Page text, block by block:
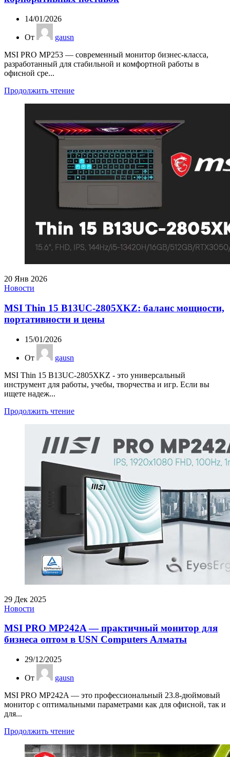
14/01/2026
От
gausn
MSI PRO MP253 — современный монитор бизнес-класса,
разработанный для стабильной и комфортной работы в
офисной сре...
Продолжить чтение
20 Янв 2026
Новости
MSI Thin 15 B13UC-2805XKZ: баланс мощности,
портативности и цены
15/01/2026
От
gausn
MSI Thin 15 B13UC-2805XKZ - это универсальный
инструмент для работы, учебы, творчества и игр. Если вы
ищете надеж...
Продолжить чтение
29 Дек 2025
Новости
MSI PRO MP242A — практичный монитор для
бизнеса оптом в USN Computers Алматы
29/12/2025
От
gausn
MSI PRO MP242A — это профессиональный 23.8-дюймовый
монитор с оптимальными параметрами как для офисной, так и
для...
Продолжить чтение